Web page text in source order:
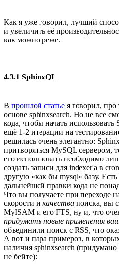
Как я уже говорил, лучший
и увеличить её
как можно реже.
4.3.1 SphinxQL
В прошлой статье я говорил,
основе sphinxsearch. Но не все
кода, чтобы начать
ещё 1-2 итерации на
решилась очень элегантно:
притворяться MySQL сервером,
его использовать необходимо
создать записи для indexer'a в
другую «как бы mysql» базу. Есть
дальнейшей правки кода не
Что вы получаете при переходе
скорости и качества поиска, вы
MyISAM и его FTS, ну и, что
придумать новые применения
объединили поиск с RSS, что
А вот и пара примеров, в
наличия sphinxsearch (придумано
не бейте):